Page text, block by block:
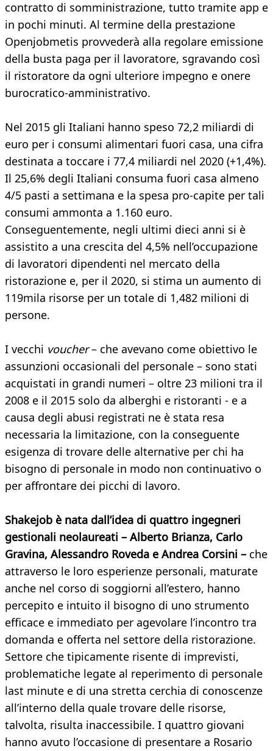
contratto di somministrazione, tutto tramite app e
in pochi minuti. Al termine della prestazione
Openjobmetis provvederà alla regolare emissione
della busta paga per il lavoratore, sgravando così
il ristoratore da ogni ulteriore impegno e onere
burocratico-amministrativo.
Nel 2015 gli Italiani hanno speso 72,2 miliardi di
euro per i consumi alimentari fuori casa, una cifra
destinata a toccare i 77,4 miliardi nel 2020 (+1,4%).
Il 25,6% degli Italiani consuma fuori casa almeno
4/5 pasti a settimana e la spesa pro-capite per tali
consumi ammonta a 1.160 euro.
Conseguentemente, negli ultimi dieci anni si è
assistito a una crescita del 4,5% nell’occupazione
di lavoratori dipendenti nel mercato della
ristorazione e, per il 2020, si stima un aumento di
119mila risorse per un totale di 1,482 milioni di
persone.
I vecchi voucher– che avevano come obiettivo le
assunzioni occasionali del personale – sono stati
acquistati in grandi numeri – oltre 23 milioni tra il
2008 e il 2015 solo da alberghi e ristoranti - e a
causa degli abusi registrati ne è stata resa
necessaria la limitazione, con la conseguente
esigenza di trovare delle alternative per chi ha
bisogno di personale in modo non continuativo o
per affrontare dei picchi di lavoro.
Shakejob è nata dall’idea di quattro ingegneri
gestionali neolaureati – Alberto Brianza, Carlo
Gravina, Alessandro Roveda e Andrea Corsini – che
attraverso le loro esperienze personali, maturate
anche nel corso di soggiorni all’estero, hanno
percepito e intuito il bisogno di uno strumento
efficace e immediato per agevolare l’incontro tra
domanda e offerta nel settore della ristorazione.
Settore che tipicamente risente di imprevisti,
problematiche legate al reperimento di personale
last minute e di una stretta cerchia di conoscenze
all’interno della quale trovare delle risorse,
talvolta, risulta inaccessibile. I quattro giovani
hanno avuto l’occasione di presentare a Rosario